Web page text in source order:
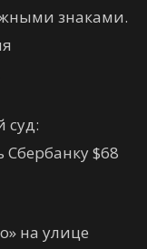
знаками.
суд:
$68
на улице